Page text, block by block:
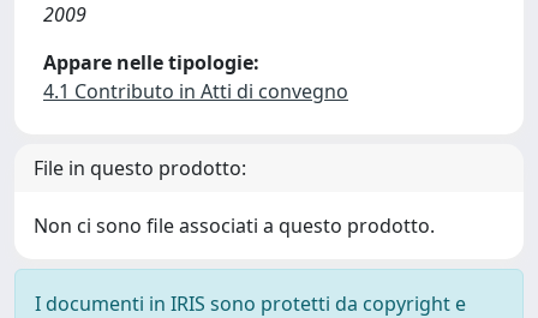
2009
Appare nelle tipologie:
4.1 Contributo in Atti di convegno
File in questo prodotto:
Non ci sono file associati a questo prodotto.
I documenti in IRIS sono protetti da copyright e